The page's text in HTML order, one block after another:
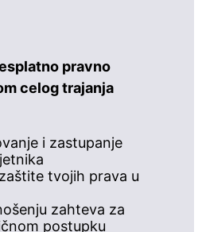
pravno
celog trajanja
i zastupanje
tvojih prava u
zahteva za
postupku